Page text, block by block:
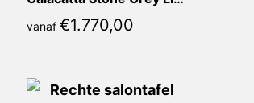
vanaf €1.770,00